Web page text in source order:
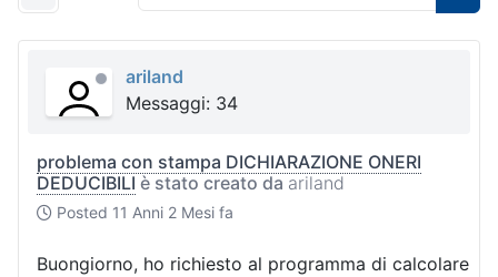
ariland
Messaggi: 34
problema con stampa DICHIARAZIONE ONERI
DEDUCIBILI è stato creato da ariland
Posted 11 Anni 2 Mesi fa
Buongiorno, ho richiesto al programma di calcolare